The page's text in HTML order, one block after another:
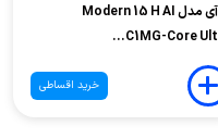
آی مدل Modern 15 H AI
C1MG-Core Ult...
خرید اقساطی